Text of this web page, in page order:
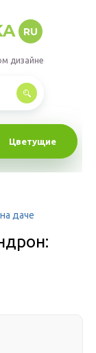
RU
дизайне
Цветущие
даче